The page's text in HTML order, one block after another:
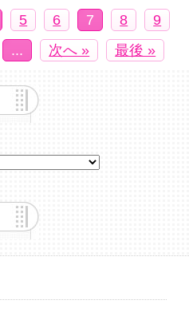
5 6 7 8
9
... 次へ » 最後 »